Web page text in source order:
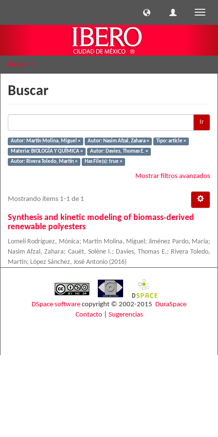
Buscar
Buscar
Ir
Autor: Martín Molina, Miguel × Autor: Nasim Afzal, Zahara ×
Tipo: article ×
Materia: BIOLOGÍA Y QUÍMICA ×
Autor: Davies, Thomas E. ×
Autor: Rivera Toledo, Martín ×
Has File(s): true ×
Mostrar filtros avanzados
Mostrando ítems 1-1 de 1
Synthesis and kinetic modeling of biomass‐derived
renewable polyesters
Lomelí Rodríguez, Mónica; Martín Molina, Miguel ;Jiménez Pardo, María;
Nasim Afzal, Zahara; Cauët, Solène I.; Davies, Thomas E.; Rivera Toledo,
Martín; López Sánchez, José Antonio (2016)
DSpace software copyright © 2002-2015 DuraSpace
Contacto| Sugerencias